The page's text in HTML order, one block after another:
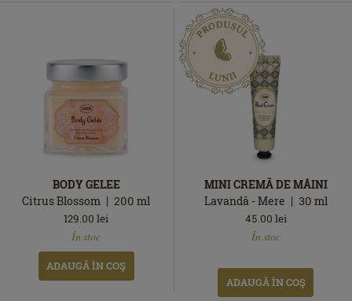
BODY GELEE
Citrus Blossom
200ml
129.00 lei
În stoc
ADAUGĂ ÎN COŞ
MINI CREMĂ DE MÂINI
Lavandă - Mere
30 ml
45.00 lei
În stoc
ADAUGĂ ÎN COŞ